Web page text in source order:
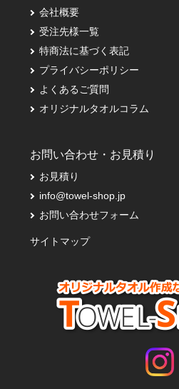
会社概要
受注先様一覧
特商法に基づく表記
プライバシーポリシー
よくあるご質問
オリジナルタオルコラム
お問い合わせ・お見積り
お見積り
info@towel-shop.jp
お問い合わせフォーム
サイトマップ